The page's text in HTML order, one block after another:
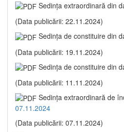
Sedinţa extraordinară din
(Data publicării: 22.11.2024)
Sedinţa de constituire din
(Data publicării: 19.11.2024)
Sedinţa de constituire din
(Data publicării: 11.11.2024)
Sedinţa extraordinară de
07.11.2024
(Data publicării: 07.11.2024)